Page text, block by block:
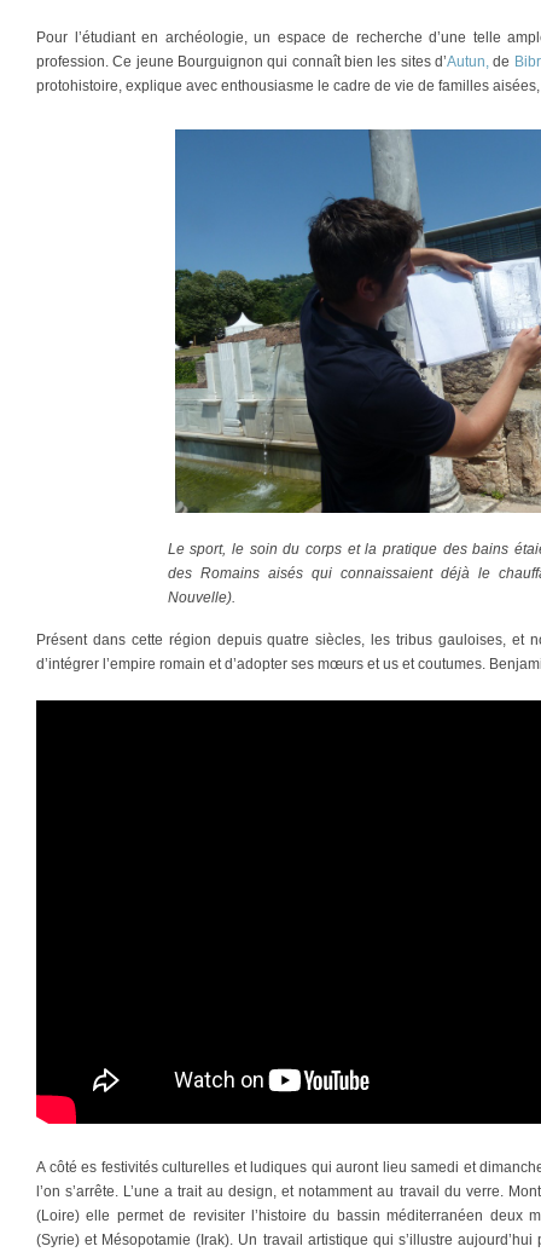
Pour l’étudiant en archéologie, un espace de recherche d’une telle
profession. Ce jeune Bourguignon qui connaît bien les sites d’Autun,de
protohistoire, explique avec enthousiasme le cadre de vie de familles
Le sport, le soin du corps et la pratique des bains
des Romains aisés qui connaissaient déjà le
Nouvelle).
Présent dans cette région depuis quatre siècles, les tribus gauloises, et
d’intégrer l’empire romain et d’adopter ses mœurs et us et coutumes.
A côté es festivités culturelles et ludiques qui auront lieu samedi et
l’on s’arrête. L’une a trait au design, et notamment au travail du verre.
(Loire) elle permet de revisiter l’histoire du bassin méditerranéen deux
(Syrie) et Mésopotamie (Irak). Un travail artistique qui s’illustre